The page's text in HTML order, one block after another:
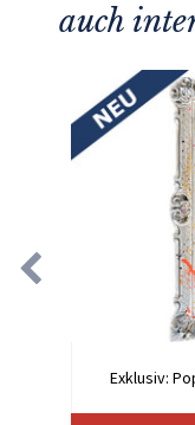
auch
Exklusiv: